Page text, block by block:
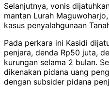
Selanjutnya, vonis
mantan Lurah
kasus penyalahgunaan
Pada perkara ini Kasidi
penjara, denda Rp50 juta,
kurungan selama 2 bulan.
dikenakan pidana uang
dengan subsider pidana